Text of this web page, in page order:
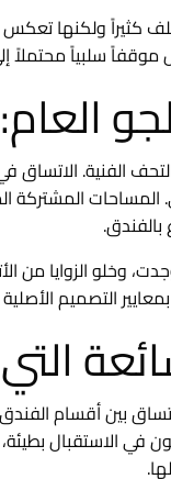
كثيراً ولكنها
سلبياً محتملاً
الفنية. الاتساق
المشتركة
وجدت، وخلو الزوايا
التصميم
بين أقسام
في الاستقبال